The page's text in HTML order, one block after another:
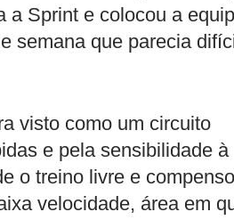
a Sprint e colocou a
semana que parecia
visto como um circuito
e pela sensibilidade à
o treino livre e
velocidade, área em